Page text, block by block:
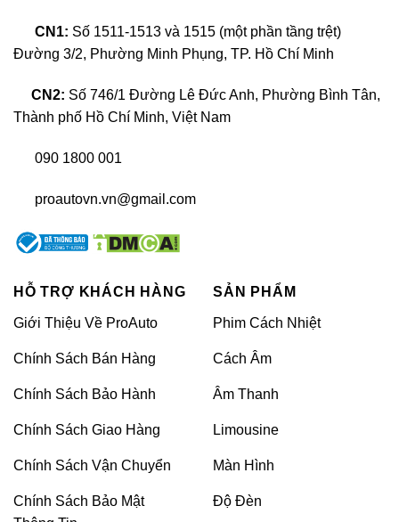
kinh nghiệm
Dán phim PPF xe Ford Ranger là một lựa chọn rất
đáng cân nhắc nếu bạn muốn bảo vệ lớp sơn và duy
những lý do chính để dán phim PPF xe Ford Ranger
là khả năng bảo vệ lớp sơn khỏi các tác động từ môi
CN1: Số 1511-1513 và 1515 (một phần tầng trệt)
Đường 3/2, Phường Minh Phụng, TP. Hồ Chí Minh
CN2: Số 746/1 Đường Lê Đức Anh, Phường Bình Tân,
Thành phố Hồ Chí Minh, Việt Nam
090 1800 001
proautovn.vn@gmail.com
HỖ TRỢ KHÁCH HÀNG
Giới Thiệu Về ProAuto
Chính Sách Bán Hàng
Chính Sách Bảo Hành
Chính Sách Giao Hàng
Chính Sách Vận Chuyển
Chính Sách Bảo Mật
SẢN PHẨM
Phim Cách Nhiệt
Cách Âm
Âm Thanh
Limousine
Màn Hình
Độ Đèn